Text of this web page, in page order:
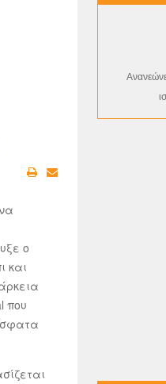
ο
και
που